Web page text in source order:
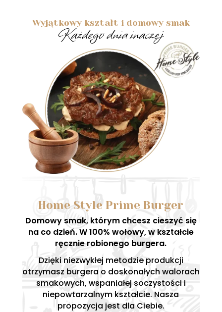
Wyjątkowy kształt i domowy smak
Każdego dnia inaczej
Home Style Prime Burger
Domowy smak, którym chcesz cieszyć się
na co dzień. W 100% wołowy, w kształcie
ręcznie robionego burgera.
Dzięki niezwykłej metodzie produkcji
otrzymasz burgera o doskonałych walorach
smakowych, wspaniałej soczystości i
niepowtarzalnym kształcie. Nasza
propozycja jest dla Ciebie.